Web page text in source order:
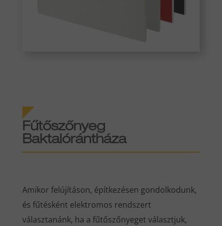
Fűtőszőnyeg
Baktalórántháza
Amikor felújításon, építkezésen gondolkodunk,
és fűtésként elektromos rendszert
választanánk, ha a fűtőszőnyeget választjuk,